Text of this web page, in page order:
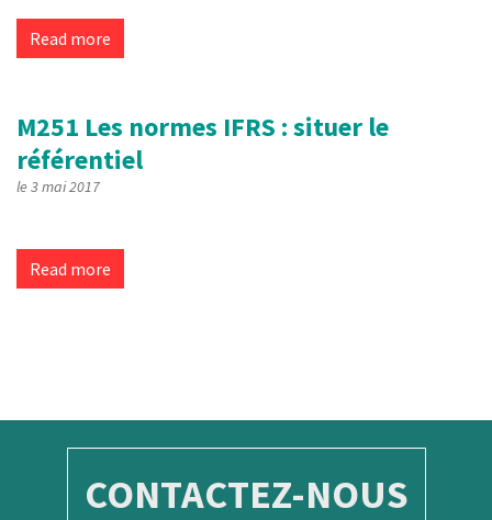
Read more
M251 Les normes IFRS : situer le
référentiel
le 3 mai 2017
Read more
CONTACTEZ-NOUS